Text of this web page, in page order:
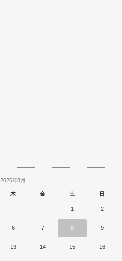
2026年8月
木 金 土 日
1 2
6 7 8 9
13 14 15 16